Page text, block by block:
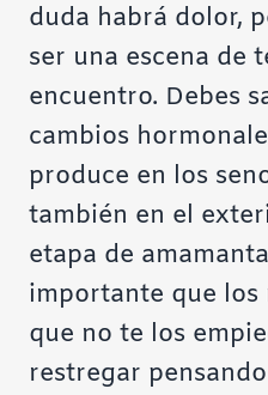
duda habrá dolor,
ser una escena de
encuentro. Debes
cambios
produce en los
también en el
etapa de
importante que los
que no te los
restregar